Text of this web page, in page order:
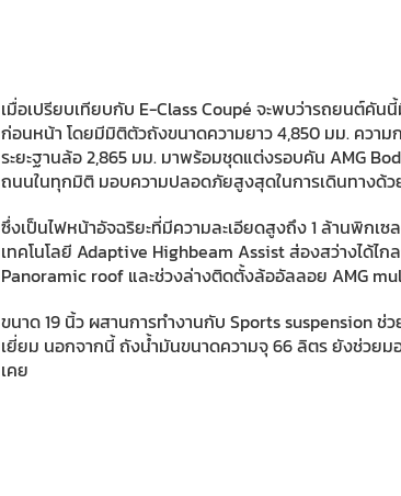
เมื่อเปรียบเทียบกับ E-Class Coupé จะพบว่ารถยนต์คัน
ก่อนหน้า โดยมีมิติตัวถังขนาดความยาว 4,850 มม. ความก
ระยะฐานล้อ 2,865 มม. มาพร้อมชุดแต่งรอบคัน AMG
ถนนในทุกมิติ มอบความปลอดภัยสูงสุดในการเดินทางด้วย
ซึ่งเป็นไฟหน้าอัจฉริยะที่มีความละเอียดสูงถึง 1 ล้านพิกเ
เทคโนโลยี Adaptive Highbeam Assist ส่องสว่างได้ไ
Panoramic roof และช่วงล่างติดตั้งล้ออัลลอย AMG
ขนาด 19 นิ้ว ผสานการทำงานกับ Sports suspension
เยี่ยม นอกจากนี้ ถังน้ำมันขนาดความจุ 66 ลิตร ยังช่วยม
เคย